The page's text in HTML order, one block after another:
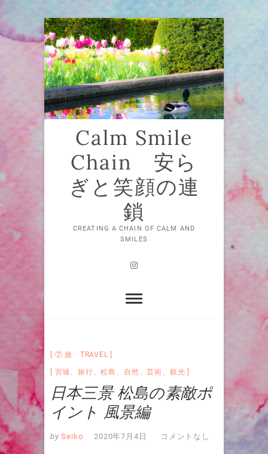
Skip
to
content
Calm Smile
Chain 安ら
ぎと笑顔の連
鎖
CREATING A CHAIN OF CALM AND
SMILES
Instagram
⑦ 旅 TRAVEL
宮城 、旅行 、松島 自然 、芸術 観光
日本三景 松島の素敵ポ
イント 風景編
by Seiko 2020年7月4日 コメントなし